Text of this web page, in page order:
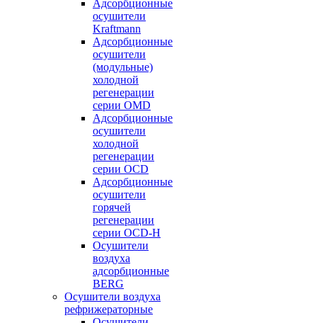
Адсорбционные
осушители
Kraftmann
Адсорбционные
осушители
(модульные)
холодной
регенерации
серии OMD
Адсорбционные
осушители
холодной
регенерации
серии OCD
Адсорбционные
осушители
горячей
регенерации
серии OСD-H
Осушители
воздуха
адсорбционные
BERG
Осушители воздуха
рефрижераторные